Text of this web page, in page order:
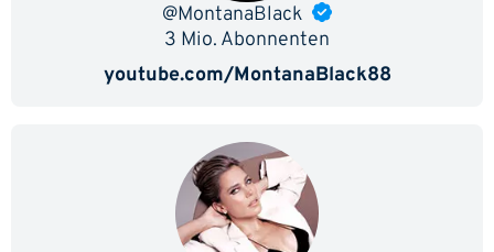
@MontanaBlack
3 Mio. Abonnenten
youtube.com/MontanaBlack88